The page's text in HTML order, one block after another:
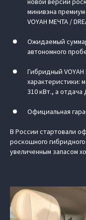
минивэна
VOYAH МЕЧТА /
Ожидаемый
автономного
Гибридный
характеристики:
310 кВт., а отдача
Официальная
В России стартовали
роскошного гибридного
увеличенным запасом